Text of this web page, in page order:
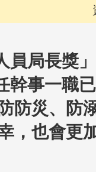
局長獎
幹事一職
防災、防
，也會更